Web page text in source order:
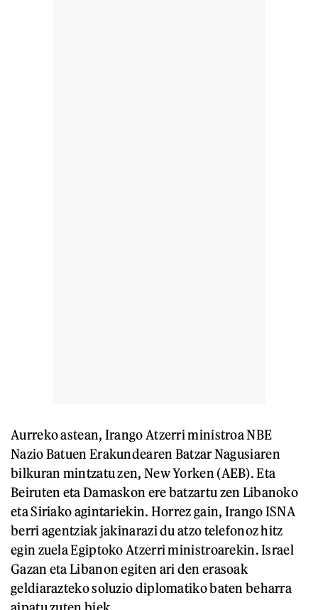
Aurreko astean, Irango Atzerri ministroa NBE
Nazio Batuen Erakundearen Batzar Nagusiaren
bilkuran mintzatu zen, New Yorken (AEB). Eta
Beiruten eta Damaskon ere batzartu zen Libanoko
eta Siriako agintariekin. Horrez gain, Irango ISNA
berri agentziak jakinarazi du atzo telefonoz hitz
egin zuela Egiptoko Atzerri ministroarekin. Israel
Gazan eta Libanon egiten ari den erasoak
geldiarazteko soluzio diplomatiko baten beharra
aipatu zuten biek.